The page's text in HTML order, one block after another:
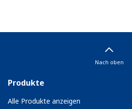
Nach oben
Produkte
Alle Produkte anzeigen